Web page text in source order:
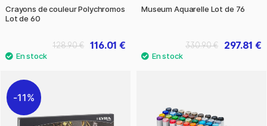
Crayons de couleur Polychromos
Lot de 60
116.01 €
128.90 €
Museum Aquarelle Lot de 76
297.81 €
330.90 €
11%